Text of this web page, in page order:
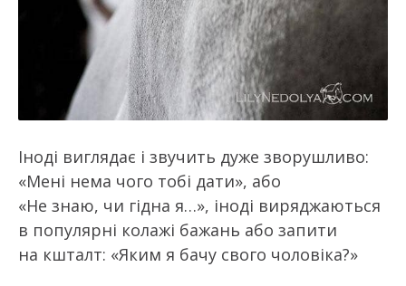
Іноді виглядає і звучить дуже зворушливо:
«Мені нема чого тобі дати», або
«Не знаю, чи гідна я…», іноді виряджаються
в популярні колажі бажань або запити
на кшталт: «Яким я бачу свого чоловіка?»